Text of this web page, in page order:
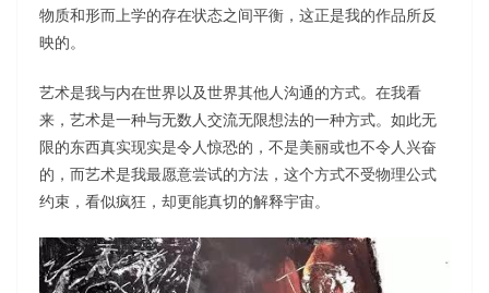
物质和形而上学的存在状态之间平衡，这正是我的作品所反
映的。
艺术是我与内在世界以及世界其他人沟通的方式。在我看
来，艺术是一种与无数人交流无限想法的一种方式。如此无
限的东西真实现实是令人惊恐的，不是美丽或也不令人兴奋
的，而艺术是我最愿意尝试的方法，这个方式不受物理公式
约束，看似疯狂，却更能真切的解释宇宙。